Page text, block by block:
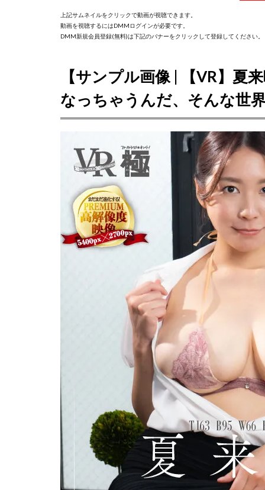
上記サムネイルをクリックで動画が視聴できます。
動画を視聴するにはDMMログインが必要です。
DMM新規会員登録(無料)は下記のバナーをクリックして登録してください。
【サンプル画像 | 【VR】夏
なっちゃうんだ、そんな世